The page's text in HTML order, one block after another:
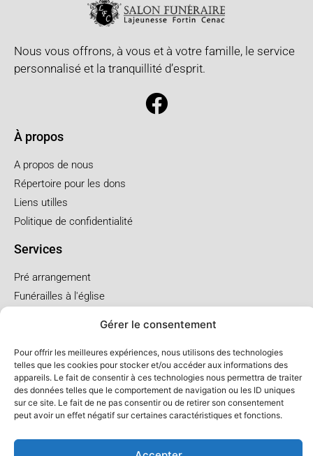
Gérer le consentement
Pour offrir les meilleures expériences, nous utilisons des technologies
telles que les cookies pour stocker et/ou accéder aux informations des
appareils. Le fait de consentir à ces technologies nous permettra de traiter
des données telles que le comportement de navigation ou les ID uniques
sur ce site. Le fait de ne pas consentir ou de retirer son consentement
peut avoir un effet négatif sur certaines caractéristiques et fonctions.
Nous vous offrons, à vous et à votre famille, le service
personnalisé et la tranquillité d’esprit.
À propos
A propos de nous
Répertoire pour les dons
Liens utilles
Politique de confidentialité
Services
Pré arrangement
Funérailles à l'église
Forfait crémation
Forfait service à l'église
Forfaits service au salon